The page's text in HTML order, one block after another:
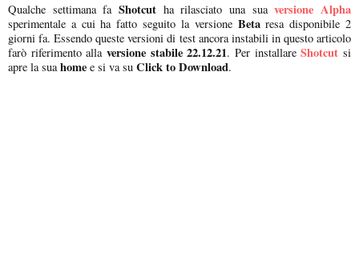
Qualche settimana fa Shotcut ha rilasciato una sua versione Alpha
sperimentale a cui ha fatto seguito la versione Betaresa disponibile 2
giorni fa. Essendo queste versioni di test ancora instabili in questo articolo
farò riferimento alla versione stabile 22.12.21. Per installareShotcut si
apre la suahome e si va su Click to Download.